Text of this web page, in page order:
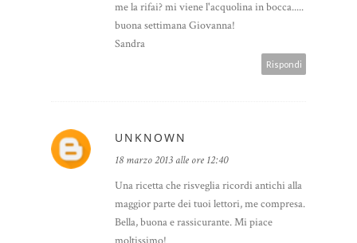
me la rifai? mi viene l'acquolina in bocca.....
buona settimana Giovanna!
Sandra
Rispondi
UNKNOWN
18 marzo 2013 alle ore 12:40
Una ricetta che risveglia ricordi antichi alla
maggior parte dei tuoi lettori, me compresa.
Bella, buona e rassicurante. Mi piace